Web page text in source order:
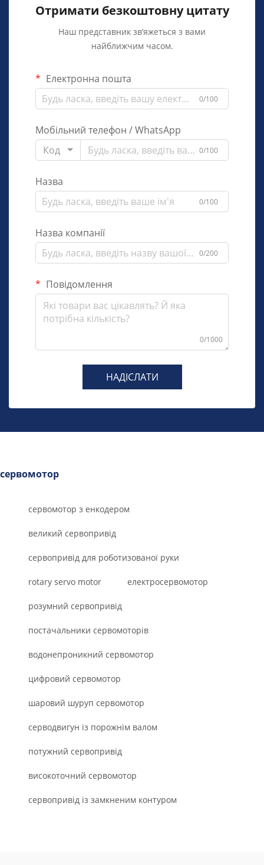
Отримати безкоштовну цитату
Наш представник зв’яжеться з вами
найближчим часом.
Електронна пошта
0/100
Мобільний телефон / WhatsApp
Код
0/100
Назва
0/100
Назва компанії
0/200
Повідомлення
0/1000
НАДІСЛАТИ
сервомотор
сервомотор з енкодером
великий сервопривід
сервопривід для роботизованої руки
rotary servo motor електросервомотор
розумний сервопривід
постачальники сервомоторів
водонепроникний сервомотор
цифровий сервомотор
шаровий шуруп сервомотор
серводвигун із порожнім валом
потужний сервопривід
високоточний сервомотор
сервопривід із замкненим контуром